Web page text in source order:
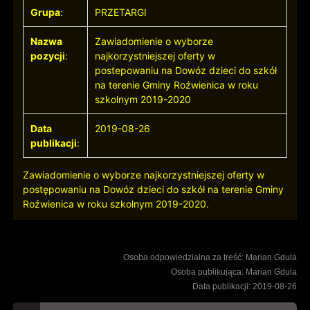
Grupa: PRZETARGI
Nazwa
pozycji:
Zawiadomienie o wyborze
najkorzystniejszej oferty w
postepowaniu na Dowóz dzieci do szkół
na terenie Gminy Roźwienica w roku
szkolnym 2019-2020
Data
publikacji:
2019-08-26
Zawiadomienie o wyborze najkorzystniejszej oferty w
postępowaniu na Dowóz dzieci do szkół na terenie Gminy
Roźwienica w roku szkolnym 2019-2020.
Osoba odpowiedzialna za treść: Marian Gdula
Osoba publikująca: Marian Gdula
Data publikacji: 2019-08-26